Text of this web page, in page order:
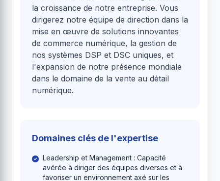
la croissance de notre entreprise. Vous
dirigerez notre équipe de direction dans la
mise en œuvre de solutions innovantes
de commerce numérique, la gestion de
nos systèmes DSP et DSC uniques, et
l'expansion de notre présence mondiale
dans le domaine de la vente au détail
numérique.
Domaines clés de l'expertise
Leadership et Management : Capacité
avérée à diriger des équipes diverses et à
favoriser un environnement axé sur les